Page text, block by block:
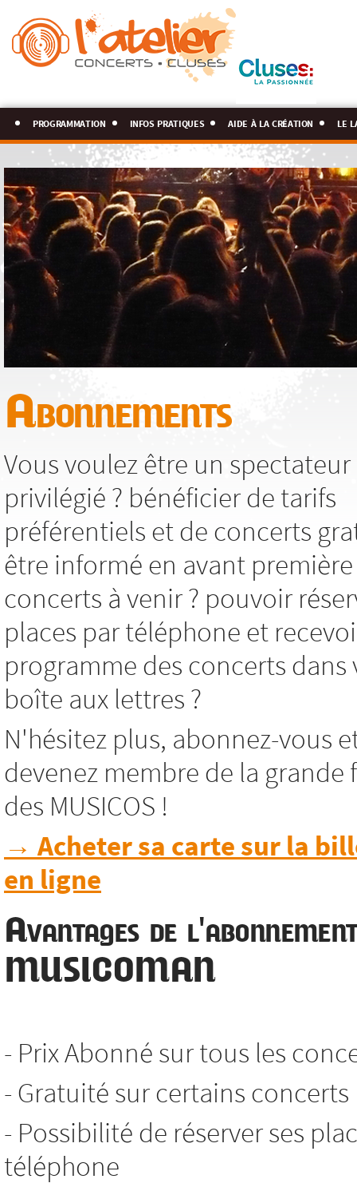
programmation infos pratiques aide à la création le
Abonnements
Vous voulez être un spectateur
privilégié ? bénéficier de tarifs
préférentiels et de concerts
être informé en avant
concerts à venir ? pouvoir
places par téléphone et
programme des concerts dans
boîte aux lettres ?
N'hésitez plus, abonnez-vous
devenez membre de la grande
des MUSICOS !
→ Acheter sa carte sur la
en ligne
Avantages de l'abonnement
MUSICOMAN
- Prix Abonné sur tous les
- Gratuité sur certains concerts
- Possibilité de réserver ses
téléphone